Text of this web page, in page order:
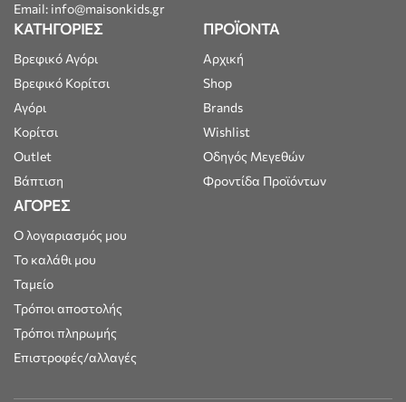
Email: info@maisonkids.gr
ΚΑΤΗΓΟΡΙΕΣ
Βρεφικό Αγόρι
Βρεφικό Κορίτσι
Αγόρι
Κορίτσι
Outlet
Βάπτιση
ΠΡΟΪΟΝΤΑ
Αρχική
Shop
Brands
Wishlist
Οδηγός Μεγεθών
Φροντίδα Προϊόντων
ΑΓΟΡΕΣ
Ο λογαριασμός μου
Το καλάθι μου
Ταμείο
Τρόποι αποστολής
Τρόποι πληρωμής
Επιστροφές/αλλαγές